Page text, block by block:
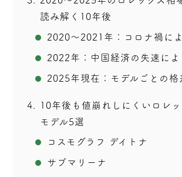
読み解く10年後
2020〜2021年：コロナ禍に
2022年：中国経済の失速によ
2025年現在：モデルごとの格
4
10年後も値崩れしにくいロレッ
モデル5選
コスモグラフ デイトナ
サブマリーナ